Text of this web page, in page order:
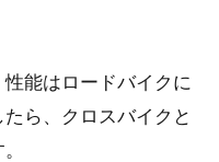
能はロードバイクに
ら、クロスバイクと